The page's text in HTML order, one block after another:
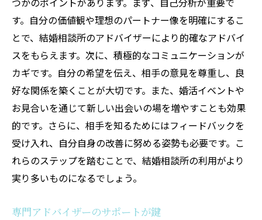
パートナー探しのプロが提供する価値
個別相談の流れと利点
アドバイザーへの相談事例
サポートによる安心感の実例
結婚相談所を活用した30代の成功事例とは
実際に成婚したカップルの声
短期間での成婚の秘訣
成功者に共通するポイント
トラブルを乗り越えた体験談
成功事例から学ぶ事
す。自分の価値観や理想のパートナー像を明確にするこ
とで、結婚相談所のアドバイザーにより的確なアドバイ
スをもらえます。次に、積極的なコミュニケーションが
カギです。自分の希望を伝え、相手の意見を尊重し、良
好な関係を築くことが大切です。また、婚活イベントや
お見合いを通じて新しい出会いの場を増やすことも効果
的です。さらに、相手を知るためにはフィードバックを
受け入れ、自分自身の改善に努める姿勢も必要です。こ
れらのステップを踏むことで、結婚相談所の利用がより
実り多いものになるでしょう。
専門アドバイザーのサポートが鍵